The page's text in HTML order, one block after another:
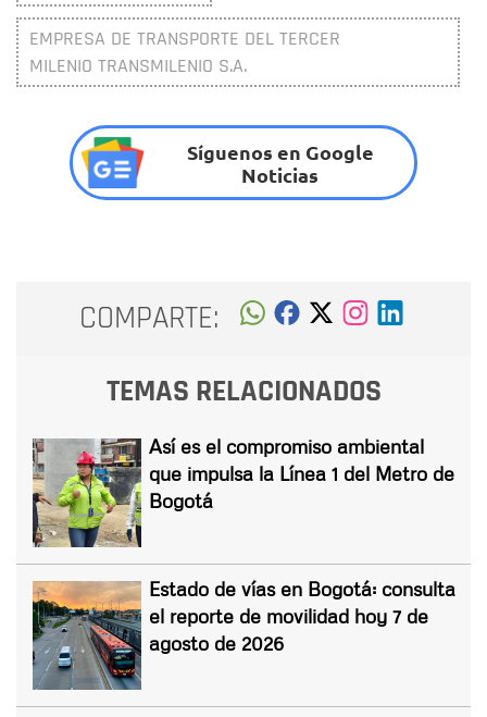
EMPRESA DE TRANSPORTE DEL TERCER
MILENIO TRANSMILENIO S.A.
Síguenos en Google
Noticias
COMPARTE:
TEMAS RELACIONADOS
Así es el compromiso ambiental
que impulsa la Línea 1 del Metro de
Bogotá
Estado de vías en Bogotá: consulta
el reporte de movilidad hoy 7 de
agosto de 2026